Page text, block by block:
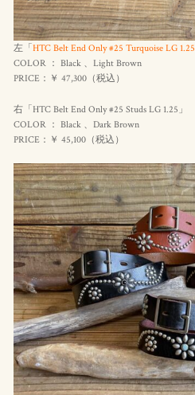
左「 HTC Belt End Only #25 Turquoise LG 1.25
COLOR ： Black 、Light Brown
PRICE：￥ 47,300（税込 ）
右「HTC Belt End Only #25 Studs LG 1.25」
COLOR ： Black 、Dark Brown
PRICE：￥ 45,100（税込 ）